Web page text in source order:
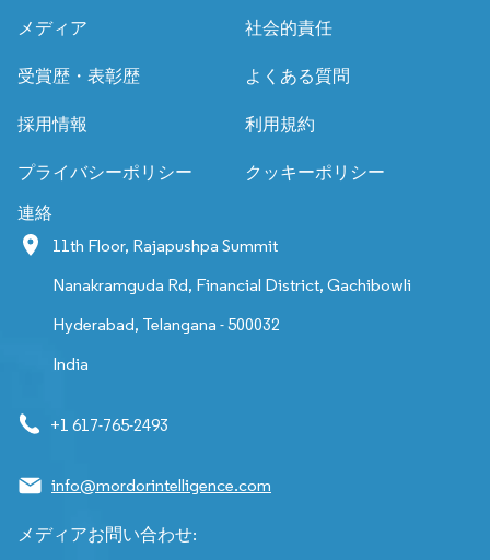
メディア 社会的責任
受賞歴・表彰歴 よくある質問
採用情報 利用規約
プライバシーポリシー クッキーポリシー
連絡
11th Floor, Rajapushpa Summit
Nanakramguda Rd, Financial District, Gachibowli
Hyderabad, Telangana - 500032
India
+1 617-765-2493
info@mordorintelligence.com
メディアお問い合わせ: